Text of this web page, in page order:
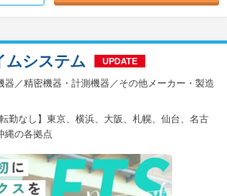
器／精密機器・計測機器／その他メーカー・製造
転勤なし】東京、横浜、大阪、札幌、仙台、名古
縄の各拠点
ムシステム UPDATE